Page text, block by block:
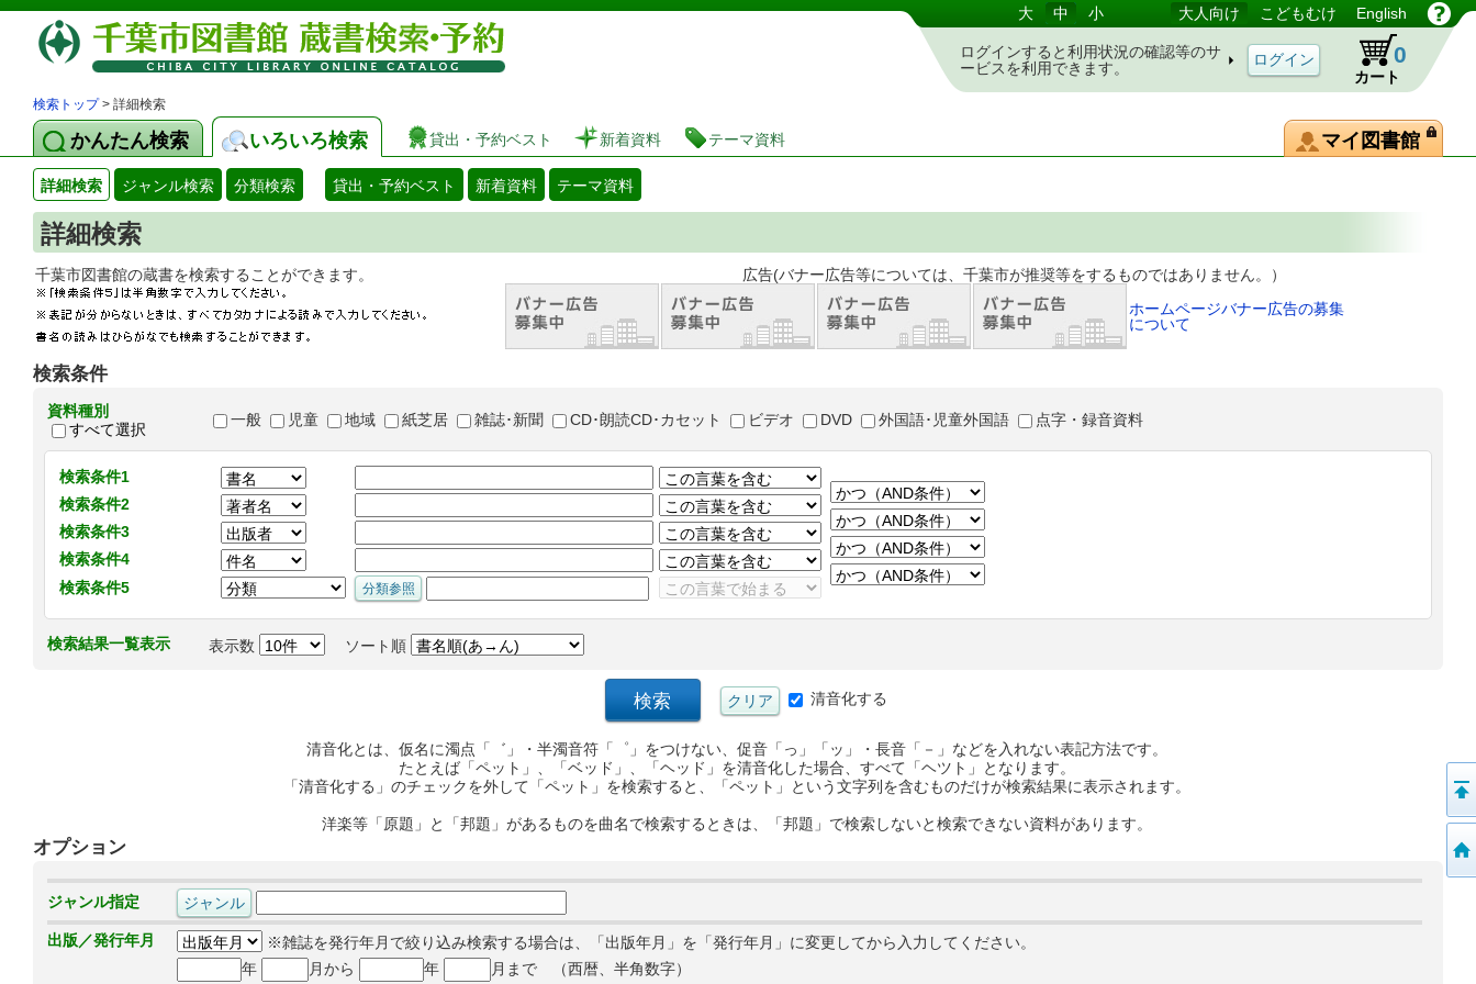
図書館 蔵書検索・予約システム 大 中 小 大人向け こどもむけ English
ログインすると利用状況の確認等のサ
ービスを利用できます。
カート
0
検索トップ> 詳細検索
かんたん検索 いろいろ検索 貸出・予約ベスト 新着資料 テーマ資料 マイ図書館
詳細検索 ジャンル検索 分類検索 貸出・予約ベスト 新着資料 テーマ資料
詳細検索
千葉市図書館の蔵書を検索することができます。 広告(バナー広告等については、千葉市が推奨等をするものではありません。）
ホームページバナー広告の募集
について
検索条件
資料種別
すべて選択
一般 児童 地域 紙芝居 雑誌･新聞 CD･朗読CD･カセット ビデオ DVD 外国語･児童外国語 点字・録音資料
検索条件1
検索条件2
検索条件3
検索条件4
検索条件5
検索結果一覧表示 表示数 ソート順
清音化する
清音化とは、仮名に濁点「゛」・半濁音符「゜」をつけない、促音「っ」「ッ」・長音「－」などを入れない表記方法です。
たとえば「ペット」、「ベッド」、「ヘッド」を清音化した場合、すべて「ヘツト」となります。
「清音化する」のチェックを外して「ペット」を検索すると、「ペット」という文字列を含むものだけが検索結果に表示されます。
洋楽等「原題」と「邦題」があるものを曲名で検索するときは、「邦題」で検索しないと検索できない資料があります。
オプション
ジャンル指定
出版／発行年月
※雑誌を発行年月で絞り込み検索する場合は、「出版年月」を「発行年月」に変更してから入力してください。
年
月から 年 月まで （西暦、半角数字）